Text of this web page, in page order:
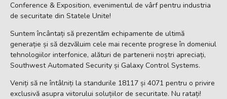
Conference & Exposition, evenimentul de vârf pentru industria
de securitate din Statele Unite!
Suntem încântați să prezentăm echipamente de ultimă
generație și să dezvăluim cele mai recente progrese în domeniul
tehnologiilor interfonice, alături de partenerii noștri apreciați,
Southwest Automated Security și Galaxy Control Systems.
Veniți să ne întâlniți la standurile 18117 și 4071 pentru o privire
exclusivă asupra viitorului soluțiilor de securitate. Nu ratați!